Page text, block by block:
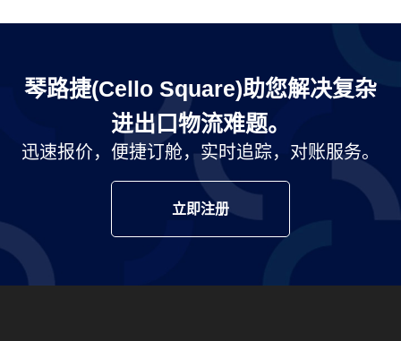
琴路捷(Cello Square)助您解决复杂
进出口物流难题。
迅速报价，便捷订舱，实时追踪，对账服务。
立即注册